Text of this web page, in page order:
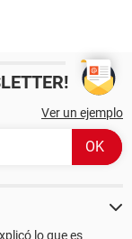
Ver un ejemplo
lo que es